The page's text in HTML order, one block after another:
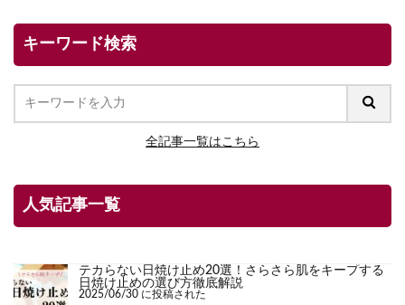
キーワード検索
全記事一覧はこちら
人気記事一覧
テカらない日焼け止め20選！さらさら肌をキープする
日焼け止めの選び方徹底解説
2025/06/30 に投稿された